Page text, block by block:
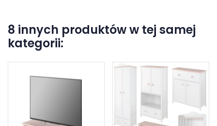
8 innych produktów w tej samej
kategorii: